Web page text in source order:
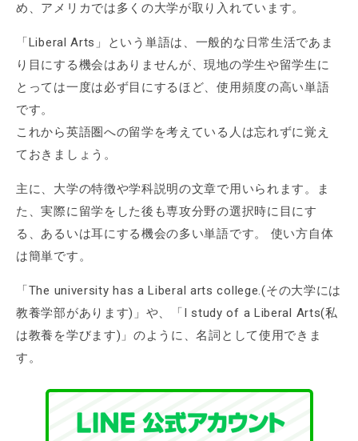
め、アメリカでは多くの大学が取り入れています。
「Liberal Arts」という単語は、一般的な日常生活であま
り目にする機会はありませんが、現地の学生や留学生に
とっては一度は必ず目にするほど、使用頻度の高い単語
です。
これから英語圏への留学を考えている人は忘れずに覚え
ておきましょう。
主に、大学の特徴や学科説明の文章で用いられます。ま
た、実際に留学をした後も専攻分野の選択時に目にす
る、あるいは耳にする機会の多い単語です。 使い方自体
は簡単です。
「The university has a Liberal arts college.(その大学には
教養学部があります)」や、「I study of a Liberal Arts(私
は教養を学びます)」のように、名詞として使用できま
す。